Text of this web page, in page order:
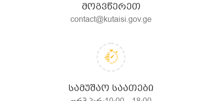
ᲛᲝᲒᲕᲬᲔᲠᲔᲗ
contact@kutaisi.gov.ge
ᲡᲐᲛᲣᲨᲐᲝ ᲡᲐᲐᲗᲔᲑᲘ